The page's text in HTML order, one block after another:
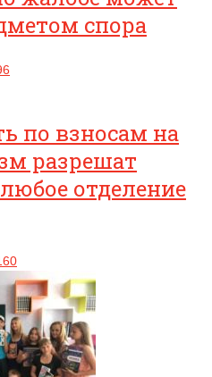
спора
по взносам на
разрешат
отделение